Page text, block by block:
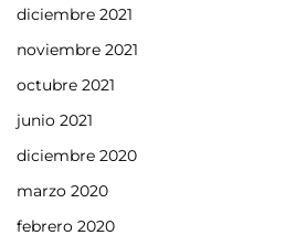
diciembre 2021
noviembre 2021
octubre 2021
junio 2021
diciembre 2020
marzo 2020
febrero 2020